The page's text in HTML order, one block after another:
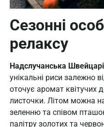
Сезонні
релаксу
Надслучанська
унікальні риси залежно
оточує аромат квітучих
листочки. Літом можна
зеленню та співом
палітру золотих та